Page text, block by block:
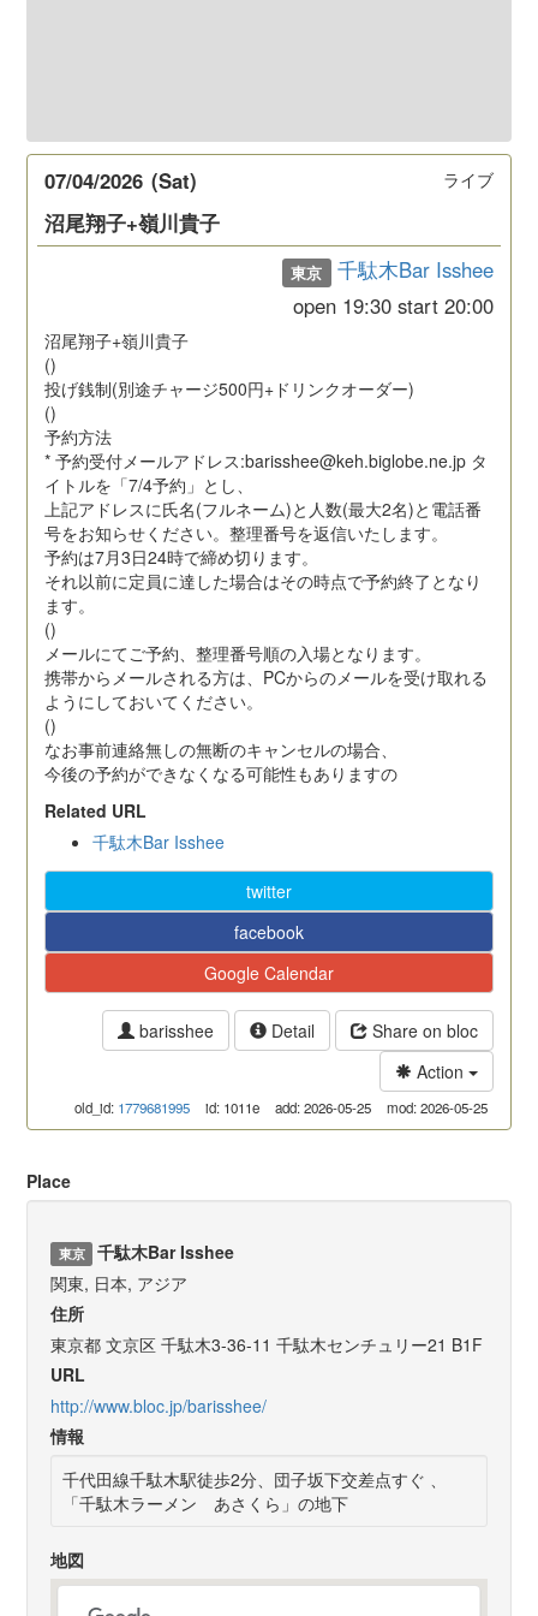
ライブ
07/04/2026 (Sat)
沼尾翔子+嶺川貴子
東京
千駄木Bar Isshee
open 19:30 start 20:00
沼尾翔子+嶺川貴子
()
投げ銭制(別途チャージ500円+ドリンクオーダー)
()
予約方法
* 予約受付メールアドレス:barisshee@keh.biglobe.ne.jp タ
イトルを「7/4予約」とし、
上記アドレスに氏名(フルネーム)と人数(最大2名)と電話番
号をお知らせください。整理番号を返信いたします。
予約は7月3日24時で締め切ります。
それ以前に定員に達した場合はその時点で予約終了となり
ます。
()
メールにてご予約、整理番号順の入場となります。
携帯からメールされる方は、PCからのメールを受け取れる
ようにしておいてください。
()
なお事前連絡無しの無断のキャンセルの場合、
今後の予約ができなくなる可能性もありますの
Related URL
千駄木Bar Isshee
twitter
facebook
Google Calendar
barisshee Detail
Share on bloc
Action
old_id: 1779681995 id: 1011e add: 2026-05-25 mod: 2026-05-25
Place
東京 千駄木Bar Isshee
関東, 日本, アジア
住所
東京都 文京区 千駄木3-36-11 千駄木センチュリー21 B1F
URL
http://www.bloc.jp/barisshee/
情報
千代田線千駄木駅徒歩2分、団子坂下交差点すぐ 、
「千駄木ラーメン あさくら」の地下
地図